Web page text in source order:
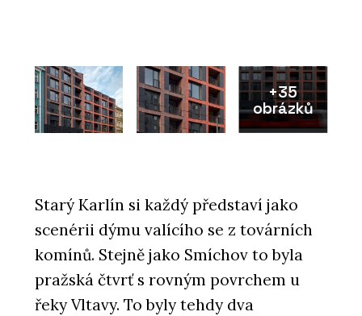
+35
obrázků
Starý Karlín si každý představí jako
scenérii dýmu valícího se z továrních
komínů. Stejně jako Smíchov to byla
pražská čtvrť s rovným povrchem u
řeky Vltavy. To byly tehdy dva